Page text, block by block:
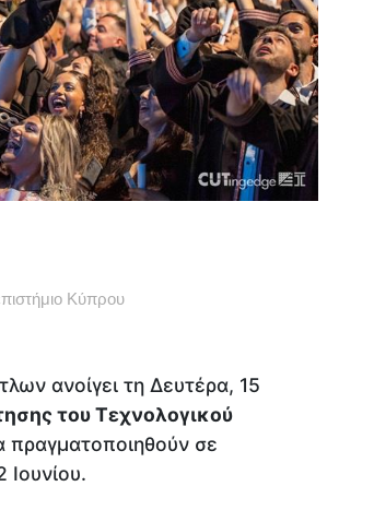
Κύπρου
ανοίγει τη Δευτέρα, 15
του Τεχνολογικού
πραγματοποιηθούν σε
Ιουνίου.